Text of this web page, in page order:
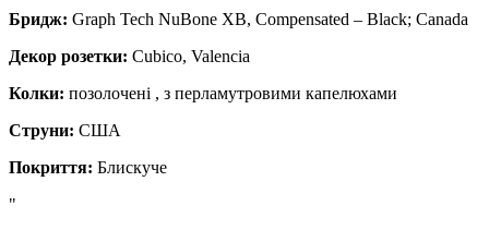
Бридж: Graph Tech NuBone XB, Compensated – Black; Canada
Декор розетки: Cubico, Valencia
Колки: позолочені , з перламутровими капелюхами
Струни: США
Покриття: Блискуче
"